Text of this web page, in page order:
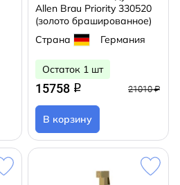
Allen Brau Priority 330520
(золото брашированное)
Страна
Германия
Остаток 1 шт
15758 q 21010 ₽
В корзину